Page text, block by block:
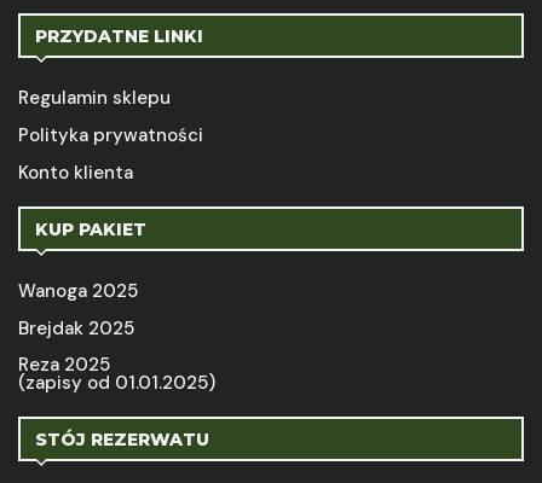
PRZYDATNE LINKI
Regulamin sklepu
Polityka prywatności
Konto klienta
KUP PAKIET
Wanoga 2025
Brejdak 2025
Reza 2025
(zapisy od 01.01.2025)
STÓJ REZERWATU